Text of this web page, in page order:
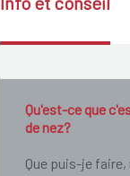
Qu'est-ce que
de nez?
Que puis-je